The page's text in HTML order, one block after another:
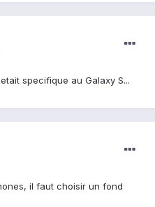
specifique au Galaxy S...
il faut choisir un fond